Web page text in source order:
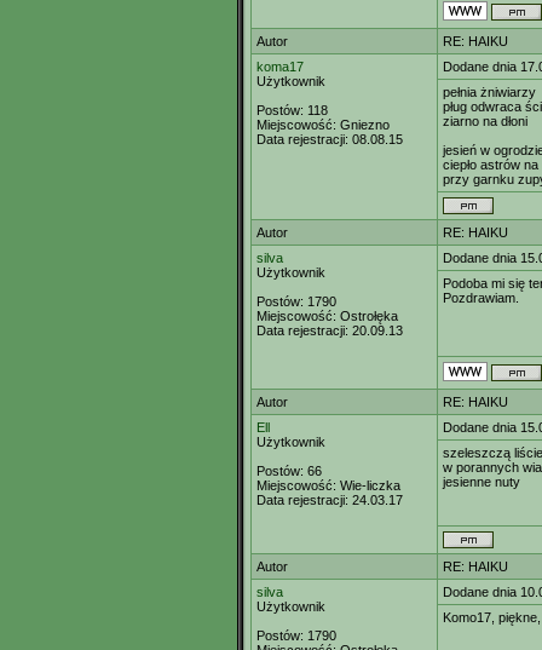
Autor
RE: HAIKU
koma17
Użytkownik
Postów: 118
Miejscowość: Gniezno
Data rejestracji: 08.08.15
Dodane dnia
pełnia żniwiarzy
pług odwraca
ziarno na dłoni
jesień w
ciepło astrów na
przy garnku
Autor
RE: HAIKU
silva
Użytkownik
Postów: 1790
Miejscowość: Ostrołęka
Data rejestracji: 20.09.13
Dodane dnia
Podoba mi się
Pozdrawiam.
Autor
RE: HAIKU
Ell
Użytkownik
Postów: 66
Miejscowość: Wie-liczka
Data rejestracji: 24.03.17
Dodane dnia
szeleszczą liście
w porannych
jesienne nuty
Autor
RE: HAIKU
silva
Użytkownik
Postów: 1790
Dodane dnia
Komo17,